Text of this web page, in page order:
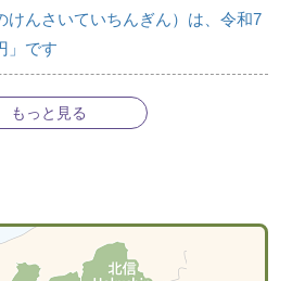
けんさいていちんぎん）は、令和7
」です
もっと見る